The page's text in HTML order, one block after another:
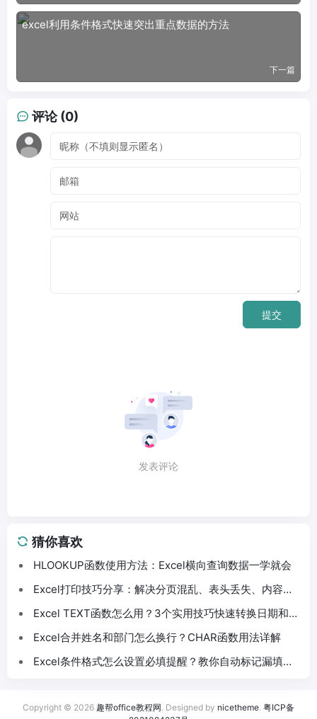
excel利用条件格式快速突出重点数据的方法
下一篇
评论 (0)
提交
发表评论
猜你喜欢
HLOOKUP函数使用方法：Excel横向查询数据一学就会
Excel打印技巧分享：解决分页混乱、表头丢失、内容截
Excel TEXT函数怎么用？3个实用技巧快速转换日期和数
Excel合并姓名和部门怎么换行？CHAR函数用法详解
Excel条件格式怎么设置必填提醒？教你自动标记漏填数
Copyright © 2026 趣帮office教程网. Designed by nicetheme. 粤ICP备